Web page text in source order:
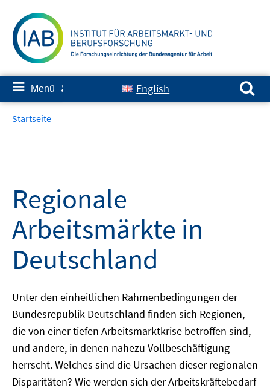
zum
Inhalt
≡ Menü ✘ English
Suchen nach:
Startseite
Regionale
Arbeitsmärkte in
Deutschland
Unter den einheitlichen Rahmenbedingungen der
Bundesrepublik Deutschland finden sich Regionen,
die von einer tiefen Arbeitsmarktkrise betroffen sind,
und andere, in denen nahezu Vollbeschäftigung
herrscht. Welches sind die Ursachen dieser regionalen
Disparitäten? Wie werden sich der Arbeitskräftebedarf